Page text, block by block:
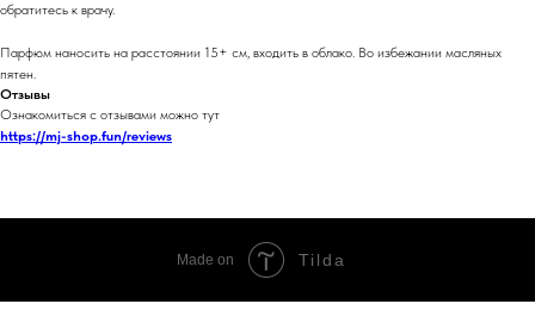
обратитесь к врачу.
Парфюм наносить на расстоянии 15+ см, входить в облако. Во избежании масляных
пятен.
Отзывы
Ознакомиться с отзывами можно тут
https://mj-shop.fun/reviews
Made on Tilda